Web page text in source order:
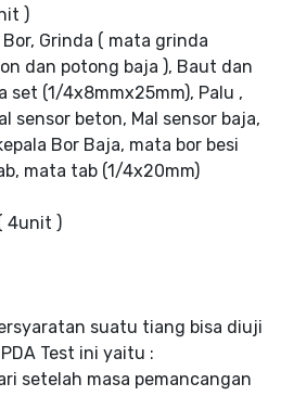
)
Grinda ( mata grinda
dan potong baja ), Baut dan
set (1/4x8mmx25mm), Palu ,
sensor beton, Mal sensor baja,
Bor Baja, mata bor besi
mata tab (1/4x20mm)
4unit )
suatu tiang bisa diuji
Test ini yaitu :
setelah masa pemancangan